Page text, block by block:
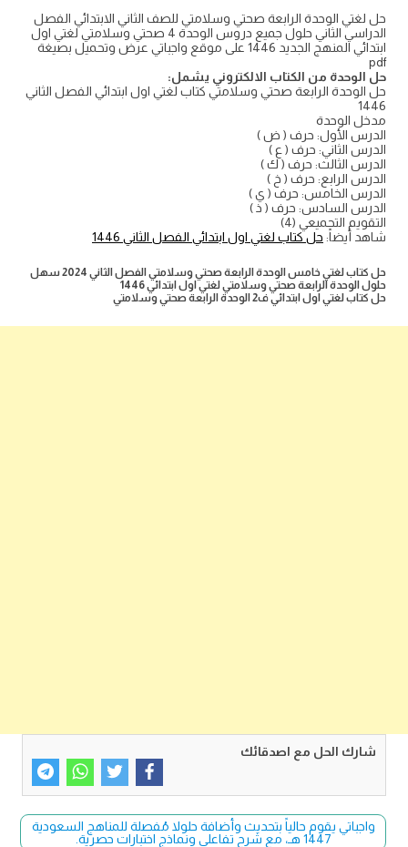
حل لغتي الوحدة الرابعة صحتي وسلامتي للصف الثاني الابتدائي الفصل
الدراسي الثاني حلول جميع دروس الوحدة 4 صحتي وسلامتي لغتي اول
ابتدائي المنهج الجديد 1446 على موقع واجباتي عرض وتحميل بصيغة
pdf
حل الوحدة من الكتاب الالكتروني يشمل:
حل الوحدة الرابعة صحتي وسلامتي كتاب لغتي اول ابتدائي الفصل الثاني
1446
مدخل الوحدة
الدرس الأول: حرف ( ض )
الدرس الثاني: حرف ( ع )
الدرس الثالث: حرف ( ك )
الدرس الرابع: حرف ( خ )
الدرس الخامس: حرف ( ي )
الدرس السادس: حرف ( ذ )
التقويم التجميعي (4)
شاهد أيضاً: حل كتاب لغتي اول ابتدائي الفصل الثاني 1446
حل كتاب لغتي خامس الوحدة الرابعة صحتي وسلامتي الفصل الثاني 2024 سهل
حلول الوحدة الرابعة صحتي وسلامتي لغتي اول ابتدائي 1446
حل كتاب لغتي اول ابتدائي ف2 الوحدة الرابعة صحتي وسلامتي
شارك الحل مع اصدقائك
واجباتي يقوم حالياً بتحديث وأضافة حلولا مُفصلة للمناهج السعودية
1447 هـ، مع شرح تفاعلي ونماذج اختبارات حصرية.